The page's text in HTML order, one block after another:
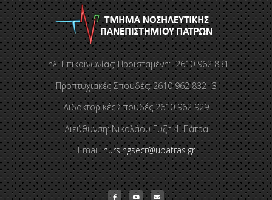
Τηλ. Επικοινωνίας: Προϊσταμένη: 2610 962 831
Προπτυχιακές Σπουδές: 2610 962 832 -3
Διδακτορικές Σπουδές 2610 962 929
Διεύθυνση: Νικολάου Γύζη 4, Πάτρα
Email:nursingsecr@upatras.gr